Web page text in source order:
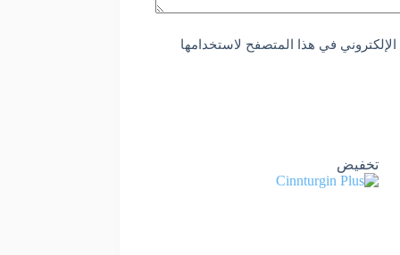
في هذا المتصفح لاستخدامها
تخفيض